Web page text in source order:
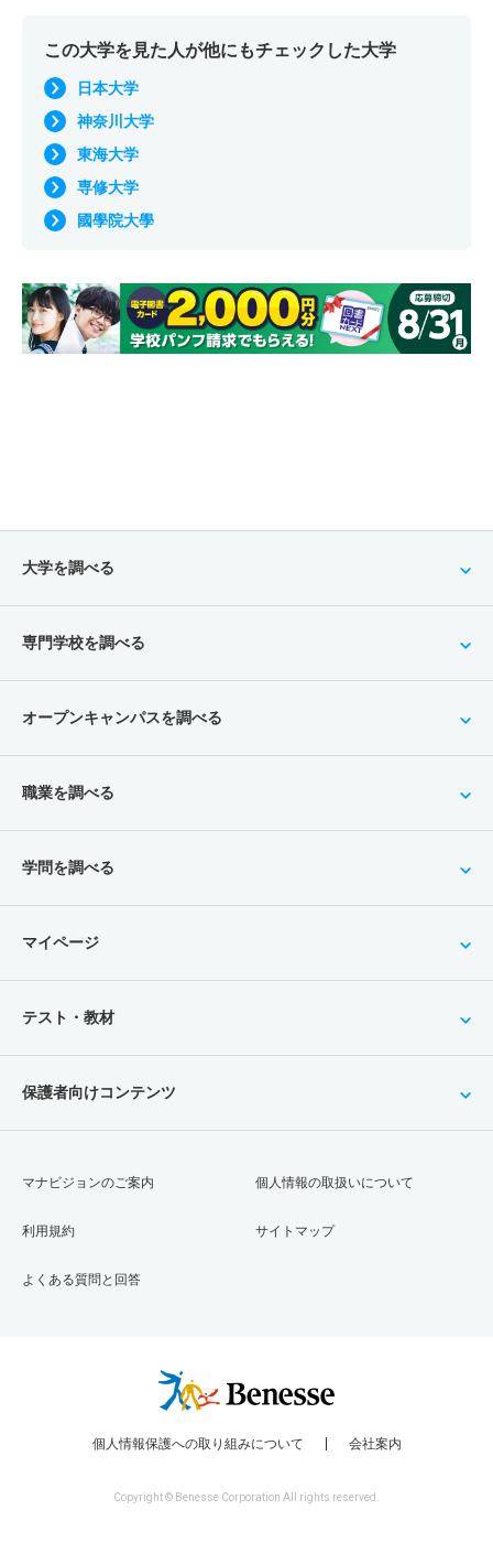
この大学を見た人が他にもチェックした大学
日本大学
神奈川大学
東海大学
専修大学
國學院大學
大学を調べる
専門学校を調べる
オープンキャンパスを調べる
職業を調べる
学問を調べる
マイページ
テスト・教材
保護者向けコンテンツ
マナビジョンのご案内
利用規約
よくある質問と回答
個人情報の取扱いについて
サイトマップ
個人情報保護への取り組みについて 会社案内
Copyright © Benesse Corporation All rights reserved.